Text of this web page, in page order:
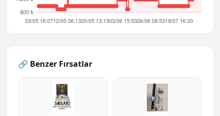
🔗 Benzer Fırsatlar